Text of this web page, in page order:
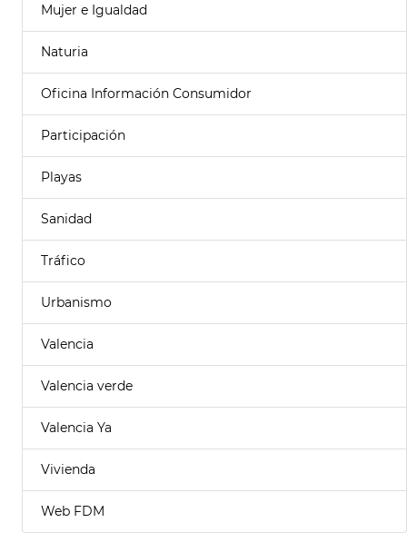
Mujer e Igualdad
Naturia
Oficina Información Consumidor
Participación
Playas
Sanidad
Tráfico
Urbanismo
Valencia
Valencia verde
Valencia Ya
Vivienda
Web FDM